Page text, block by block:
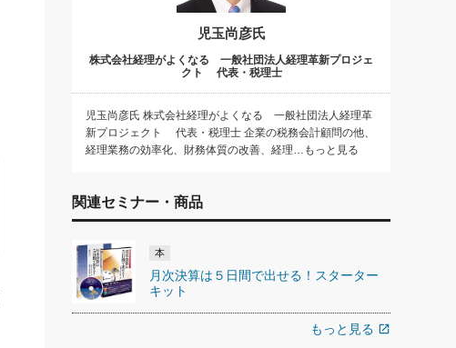
児玉尚彦氏
株式会社経理がよくなる 一般社団法人経理革新プロジェ
クト 代表・税理士
児玉尚彦氏 株式会社経理がよくなる 一般社団法人経理革
新プロジェクト 代表・税理士 企業の税務会計顧問の他、
経理業務の効率化、財務体質の改善、経理…もっと見る
関連セミナー・商品
本
月次決算は５日間で出せる！スターター
キット
もっと見る open_in_new